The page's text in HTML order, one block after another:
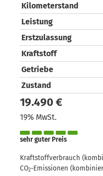
Kilometerstand
Leistung
Erstzulassung
Kraftstoff
Getriebe
Zustand
19.490 €
19% MwSt.
sehr guter Preis
Kraftstoffverbrauch
CO2-Emissionen